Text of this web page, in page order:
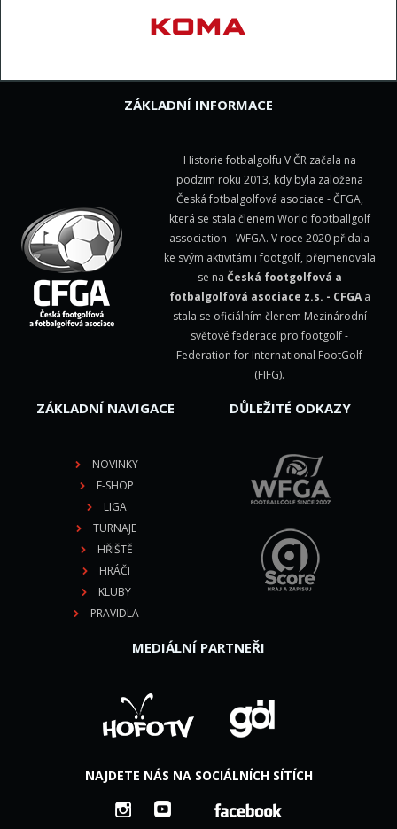
ZÁKLADNÍ INFORMACE
Historie fotbalgolfu V ČR začala na
podzim roku 2013, kdy byla založena
Česká fotbalgolfová asociace - ČFGA,
která se stala členem World footballgolf
association - WFGA. V roce 2020 přidala
ke svým aktivitám i footgolf, přejmenovala
se na Česká footgolfová a
fotbalgolfová asociace z.s. - CFGAa
stala se oficiálním členem Mezinárodní
světové federace pro footgolf -
Federation for International FootGolf
(FIFG).
ZÁKLADNÍ NAVIGACE
NOVINKY
E-SHOP
LIGA
TURNAJE
HŘIŠTĚ
HRÁČI
KLUBY
PRAVIDLA
DŮLEŽITÉ ODKAZY
MEDIÁLNÍ PARTNEŘI
NAJDETE NÁS NA SOCIÁLNÍCH SÍTÍCH